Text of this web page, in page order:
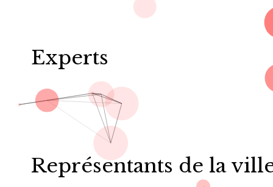
Experts
Représentants de la